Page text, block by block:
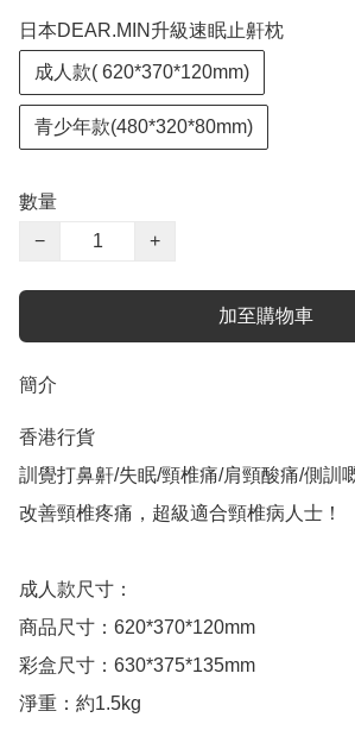
日本DEAR.MIN升級速眠止鼾枕
成人款( 620*370*120mm)
青少年款(480*320*80mm)
數量
−
+
加至購物車
簡介
香港行貨
訓覺打鼻鼾/失眠/頸椎痛/肩頸酸痛/側訓
改善頸椎疼痛，超級適合頸椎病人士！
成人款尺寸：
商品尺寸：620*370*120mm
彩盒尺寸：630*375*135mm
淨重：約1.5kg